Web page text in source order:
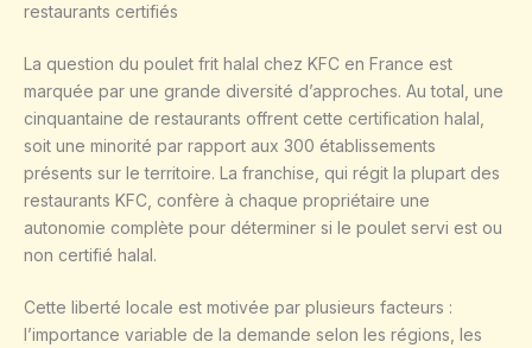
restaurants certifiés
La question du poulet frit halal chez KFC en France est
marquée par une grande diversité d’approches. Au total, une
cinquantaine de restaurants offrent cette certification halal,
soit une minorité par rapport aux 300 établissements
présents sur le territoire. La franchise, qui régit la plupart des
restaurants KFC, confère à chaque propriétaire une
autonomie complète pour déterminer si le poulet servi est ou
non certifié halal.
Cette liberté locale est motivée par plusieurs facteurs :
l’importance variable de la demande selon les régions, les